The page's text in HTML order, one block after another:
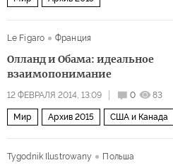
Le Figaro Франция
Олланд и Обама: идеальное
взаимопонимание
12 ФЕВРАЛЯ 2014, 13:09 0 83
Мир Архив 2015 США и Канада
Tygodnik Ilustrowany Польша